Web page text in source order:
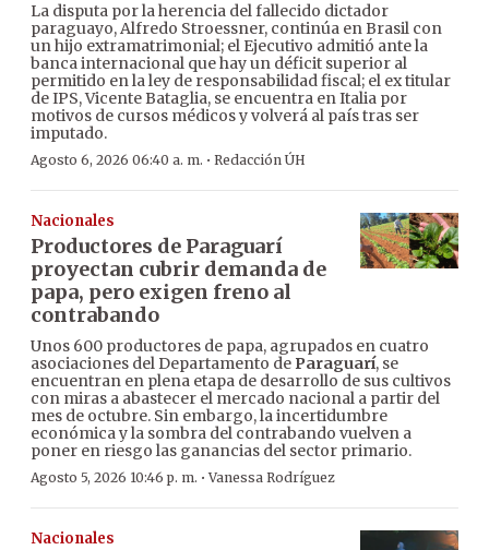
La disputa por la herencia del fallecido dictador
paraguayo, Alfredo Stroessner, continúa en Brasil con
un hijo extramatrimonial; el Ejecutivo admitió ante la
banca internacional que hay un déficit superior al
permitido en la ley de responsabilidad fiscal; el ex titular
de IPS, Vicente Bataglia, se encuentra en Italia por
motivos de cursos médicos y volverá al país tras ser
imputado.
Agosto 6, 2026 06:40 a. m. · Redacción ÚH
Nacionales
Productores de Paraguarí
proyectan cubrir demanda de
papa, pero exigen freno al
contrabando
Unos 600 productores de papa, agrupados en cuatro
asociaciones del Departamento de Paraguarí, se
encuentran en plena etapa de desarrollo de sus cultivos
con miras a abastecer el mercado nacional a partir del
mes de octubre. Sin embargo, la incertidumbre
económica y la sombra del contrabando vuelven a
poner en riesgo las ganancias del sector primario.
Agosto 5, 2026 10:46 p. m. ·Vanessa Rodríguez
Nacionales